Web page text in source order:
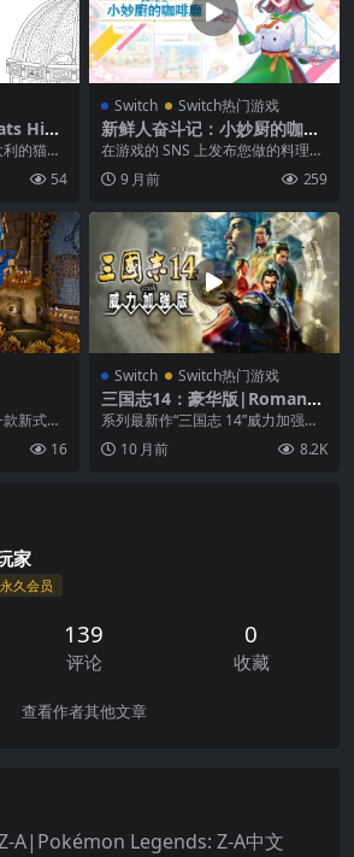
Hidd
的猫》
中，找
54
Switch Switch热门游戏
新鲜人奋斗记：小妙厨的咖啡
厅|出道计划：烹饪咖啡馆|De
中文
在游戏的 SNS 上发布您做的料理，
并获得大量「赞」、 您的目标是成
为拥有 10...
9 月前 259
新式音
设计巧
16
Switch Switch热门游戏
三国志14：豪华版|Romance
of the Three Kingdoms XIV
系列最新作“三国志 14”威力加强版
隆重登场！ 中华壮阔土地，更潜无
限战略！ 着...
10 月前 8.2K
家
永久会员
139
评论
0
收藏
查看作者其他文章
A|Pokémon Legends: Z-A中文